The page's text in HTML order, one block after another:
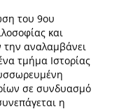
του 9ου
και
την αναλαμβάνει
τμήμα Ιστορίας
σε συνδυασμό
η